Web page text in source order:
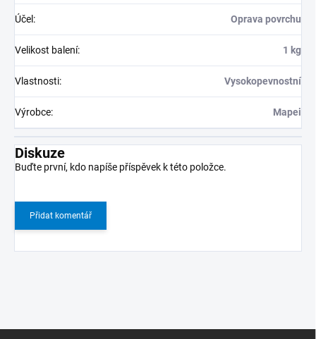
Účel : Oprava povrchu
Velikost balení: 1 kg
Vlastnosti: Vysokopevnostní
Výrobce: Mapei
Diskuze
Buďte první, kdo napíše příspěvek k této položce.
Přidat komentář